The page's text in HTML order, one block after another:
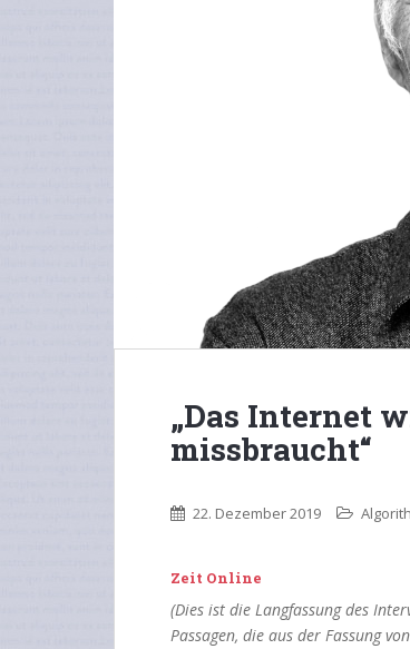
„Das Internet
missbraucht“
22. Dezember 2019
Zeit Online
(Dies ist die Langfassung des
Passagen, die aus der Fassung